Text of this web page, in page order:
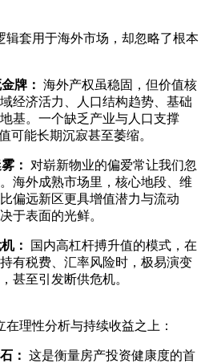
辑套用于海外市场，却忽略了根本
牌： 海外产权虽稳固，但价值核
经济活力、人口结构趋势、基础
基。一个缺乏产业与人口支撑
可能长期沉寂甚至萎缩。
：
对崭新物业的偏爱常让我们忽
海外成熟市场里，核心地段、维
偏远新区更具增值潜力与流动
于表面的光鲜。
：
国内高杠杆搏升值的模式，在
有税费、汇率风险时，极易演变
甚至引发断供危机。
理性分析与持续收益之上：
： 这是衡量房产投资健康度的首